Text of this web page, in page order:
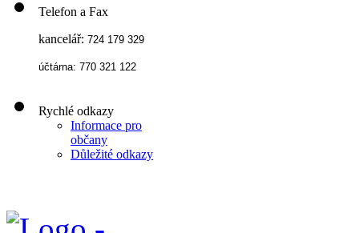
Telefon a Fax
kancelář: 724 179 329
účtárna: 770 321 122
Rychlé odkazy
Informace pro
občany
Důležité odkazy